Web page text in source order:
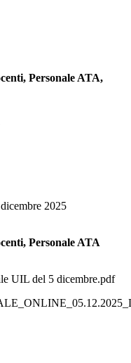
Personale ATA,
2025
Personale ATA
UIL del 5 dicembre.pdf